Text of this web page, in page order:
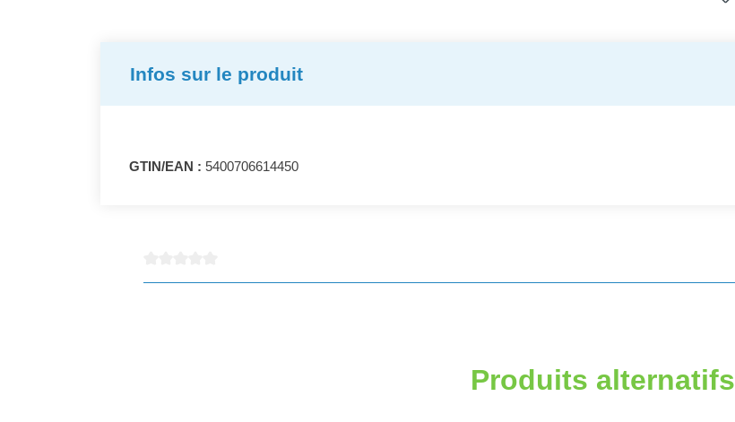
Infos sur le produit
GTIN/EAN : 5400706614450
Produits alternatifs